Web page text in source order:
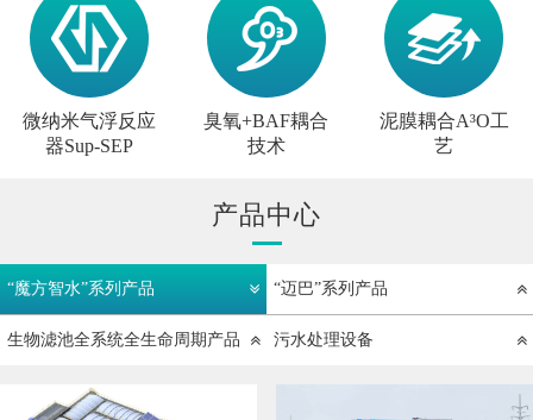
微纳米气浮反应
器Sup-SEP
臭氧+BAF耦合
技术
泥膜耦合A³O工
艺
产品中心
“魔方智水”系列产品 “迈巴”系列产品
生物滤池全系统全生命周期产品 污水处理设备